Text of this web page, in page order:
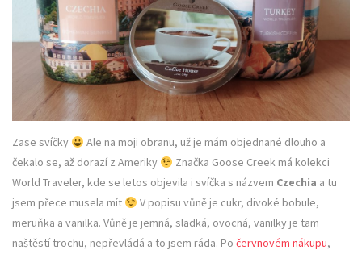
Zase svíčky
Ale na moji obranu, už je mám objednané dlouho a
čekalo se, až dorazí z Ameriky
Značka Goose Creek má kolekci
World Traveler, kde se letos objevila i svíčka s názvem Czechia a tu
jsem přece musela mít
V popisu vůně je cukr, divoké bobule,
meruňka a vanilka. Vůně je jemná, sladká, ovocná, vanilky je tam
naštěstí trochu, nepřevládá a to jsem ráda. Po červnovém nákupu,